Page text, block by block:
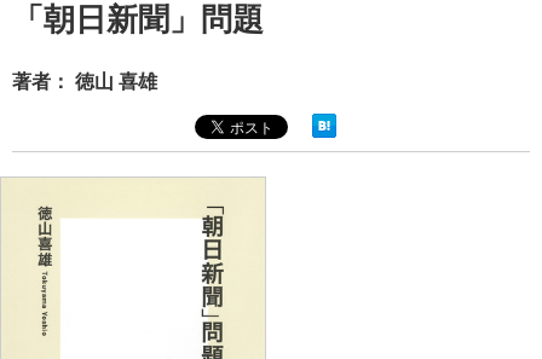
「朝日新聞」問題
著者： 徳山 喜雄